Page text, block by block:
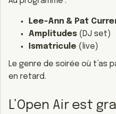
Lee-Ann & Pat
Amplitudes (DJ set)
Ismatricule (live)
Le genre de soirée où t’as
en retard.
L’Open Air est